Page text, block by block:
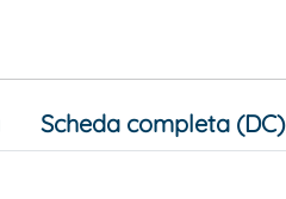
Scheda completa (DC)